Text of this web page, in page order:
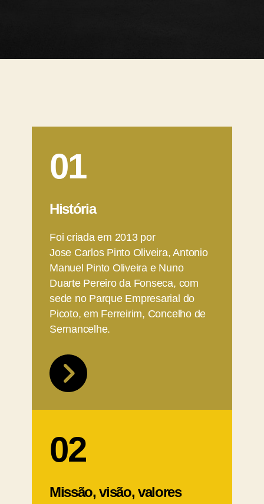
01
História
Foi criada em 2013 por
Jose Carlos Pinto Oliveira, Antonio
Manuel Pinto Oliveira e Nuno
Duarte Pereiro da Fonseca, com
sede no Parque Empresarial do
Picoto, em Ferreirim, Concelho de
Sernancelhe.
02
Missão, visão, valores